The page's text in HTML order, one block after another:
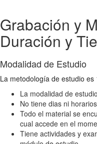
Grabación y
Duración y
Modalidad de Estudio
La metodología de estudio es
La modalidad de
No tiene dias ni
Todo el material se
cual accede en el
Tiene actividades y